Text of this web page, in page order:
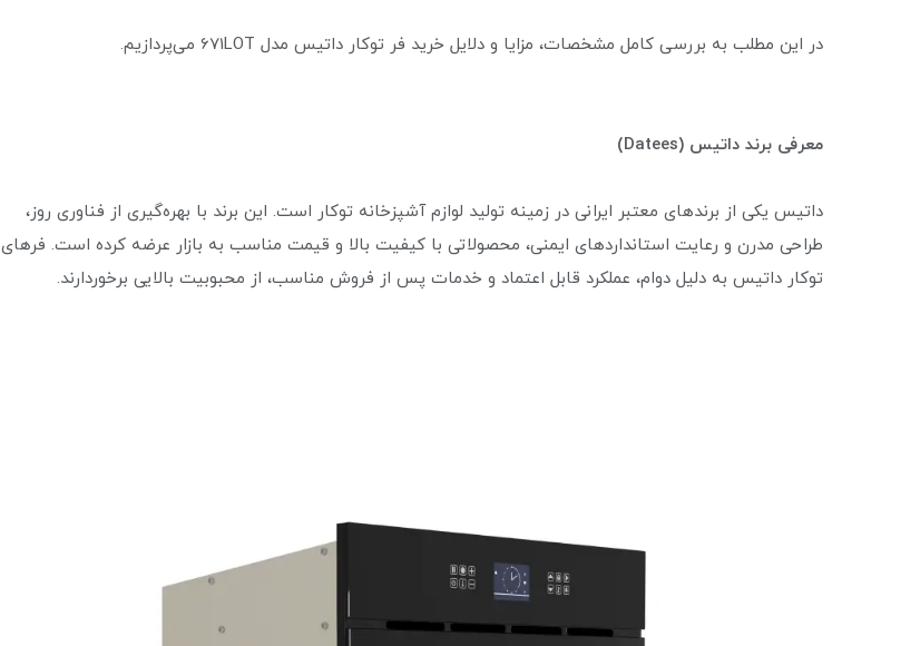
در این مطلب به بررسی کامل مشخصات، مزایا و دلایل خرید فر توکار داتیس مدل 671LOT می‌پردازیم.
معرفی برند داتیس (Datees)
داتیس یکی از برندهای معتبر ایرانی در زمینه تولید لوازم آشپزخانه توکار است. این برند با بهره‌گیری از فناوری روز،
طراحی مدرن و رعایت استانداردهای ایمنی، محصولاتی با کیفیت بالا و قیمت مناسب به بازار عرضه کرده است. فرهای
توکار داتیس به دلیل دوام، عملکرد قابل اعتماد و خدمات پس از فروش مناسب، از محبوبیت بالایی برخوردارند.